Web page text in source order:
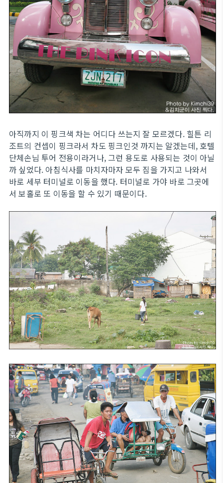
아직까지 이 핑크색 차는 어디다 쓰는지 잘 모르겠다. 힐튼 리
조트의 컨셉이 핑크라서 차도 핑크인것 까지는 알겠는데, 호텔
단체손님 투어 전용이라거나, 그런 용도로 사용되는 것이 아닐
까 싶었다. 아침식사를 마치자마자 모두 짐을 가지고 나와서
바로 세부 터미널로 이동을 했다. 터미널로 가야 바로 그곳에
서 보홀로 또 이동을 할 수 있기 때문이다.